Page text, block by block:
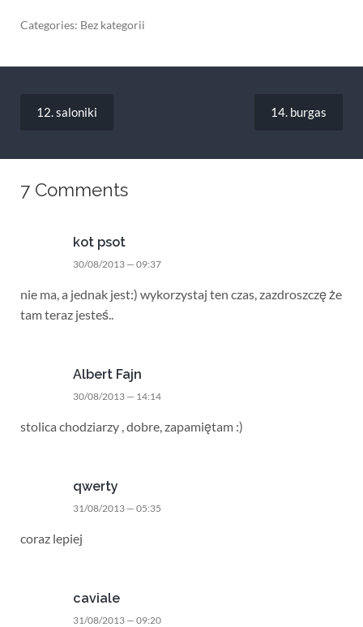
Categories: Bez kategorii
wpisu
12. saloniki 14. burgas
7 Comments
kot psot
30/08/2013 — 09:37
nie ma, a jednak jest:) wykorzystaj ten czas, zazdroszczę że
tam teraz jesteś..
Albert Fajn
30/08/2013 — 14:14
stolica chodziarzy , dobre, zapamiętam :)
qwerty
31/08/2013 — 05:35
coraz lepiej
caviale
31/08/2013 — 09:20